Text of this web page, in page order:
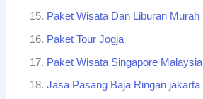
Paket Wisata Dan Liburan Murah
Paket Tour Jogja
Paket Wisata Singapore Malaysia
Jasa Pasang Baja Ringan jakarta